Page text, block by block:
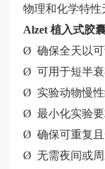
物理和化学特性
Alzet 植入式胶
Ø 确保全天以可
Ø 可用于短半
Ø 实验动物慢
Ø 最小化实验
Ø 确保可重复
Ø 无需夜间或